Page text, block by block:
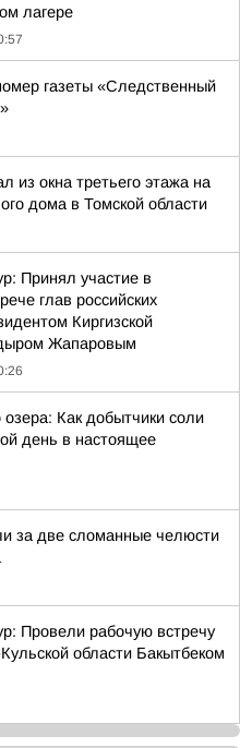
лагере
газеты «Следственный
из окна третьего этажа на
дома в Томской области
Принял участие в
глав российских
Киргизской
Жапаровым
озера: Как добытчики соли
день в настоящее
за две сломанные челюсти
Провели рабочую встречу
области Бакытбеком